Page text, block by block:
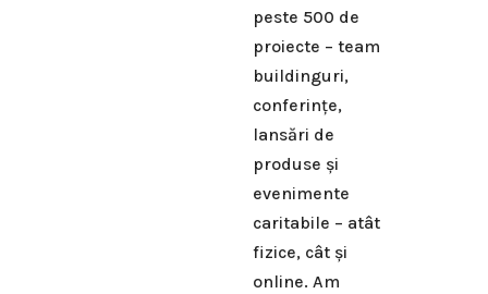
peste 500 de
proiecte – team
buildinguri,
conferințe,
lansări de
produse și
evenimente
caritabile – atât
fizice, cât și
online. Am